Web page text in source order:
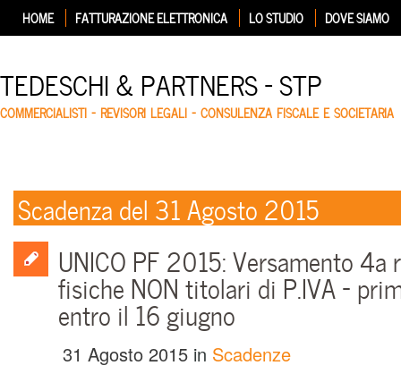
HOME FATTURAZIONE ELETTRONICA LO STUDIO DOVE SIAMO
TEDESCHI & PARTNERS – STP
COMMERCIALISTI – REVISORI LEGALI – CONSULENZA FISCALE E SOCIETARIA
Scadenza del 31 Agosto 2015
UNICO PF 2015: Versamento 4a
fisiche NON titolari di P.IVA –
entro il 16 giugno
31 Agosto 2015 in Scadenze